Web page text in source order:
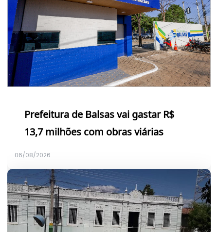
Prefeitura de Balsas vai gastar R$
13,7 milhões com obras viárias
06/08/2026